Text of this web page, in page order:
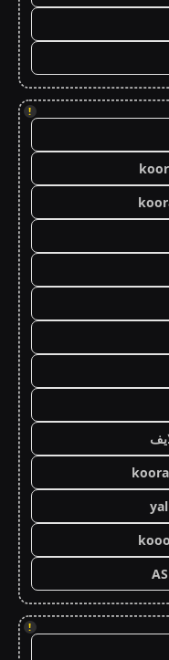
!
!